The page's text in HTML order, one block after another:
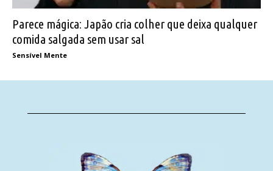
Parece mágica: Japão cria colher que deixa qualquer
comida salgada sem usar sal
Sensível Mente